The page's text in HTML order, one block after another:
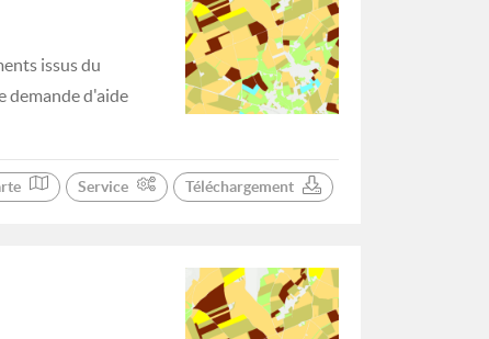
issus du
demande d'aide
Service Téléchargement